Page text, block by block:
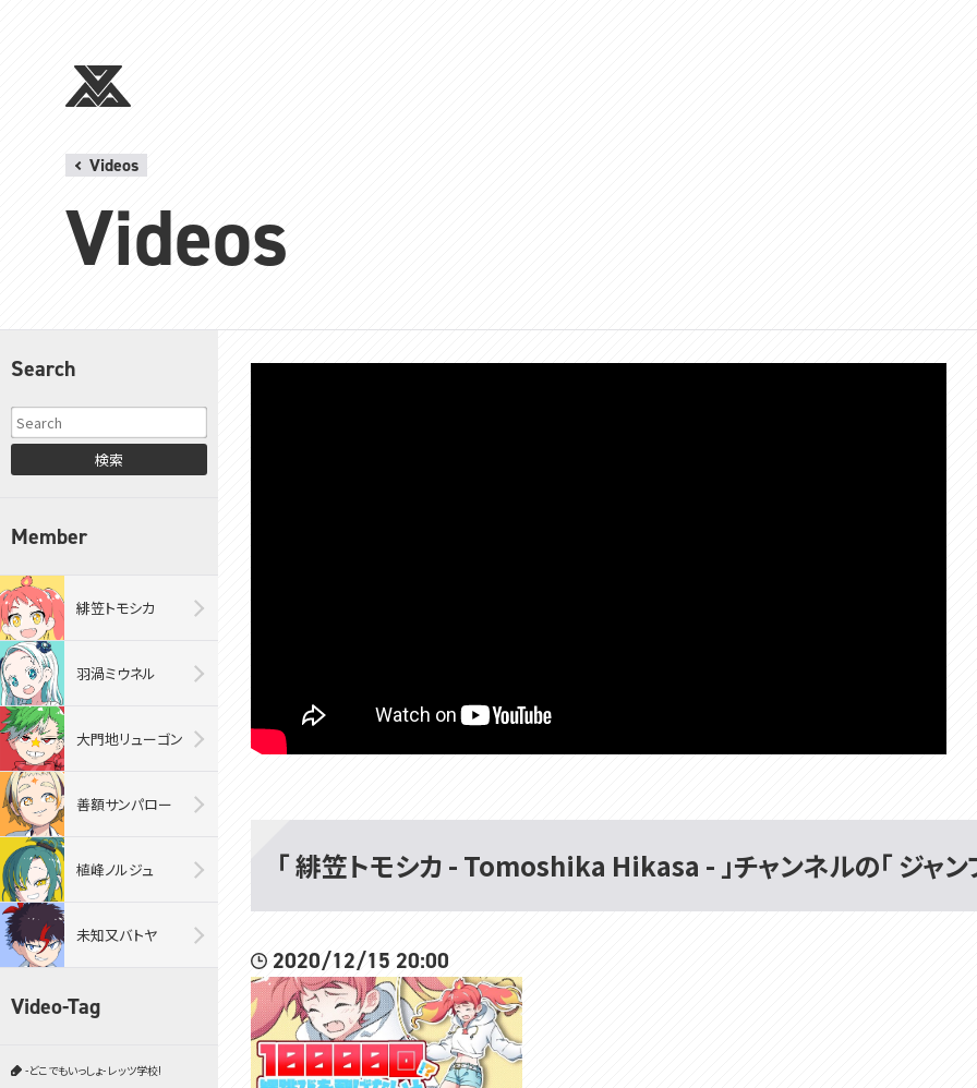
Videos
Videos
Search
検索
Member
緋笠トモシカ
羽渦ミウネル
大門地リューゴン
善額サンパロー
植峰ノルジュ
未知又バトヤ
Video-Tag
-どこでもいっしょ- レッツ学校!
「 緋笠トモシカ - Tomoshika Hikasa - 」チャンネルの「 ジャン
2020/12/15 20:00